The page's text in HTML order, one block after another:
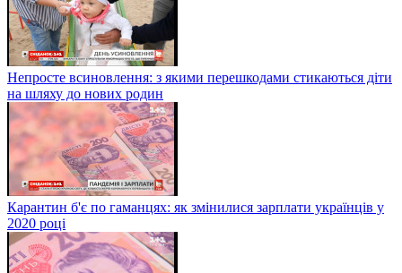
Непросте всиновлення: з якими перешкодами стикаються діти
на шляху до нових родин
Карантин б'є по гаманцях: як змінилися зарплати українців у
2020 році